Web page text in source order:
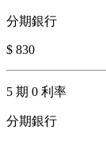
分期銀行
$ 830
5 期 0 利率
分期銀行